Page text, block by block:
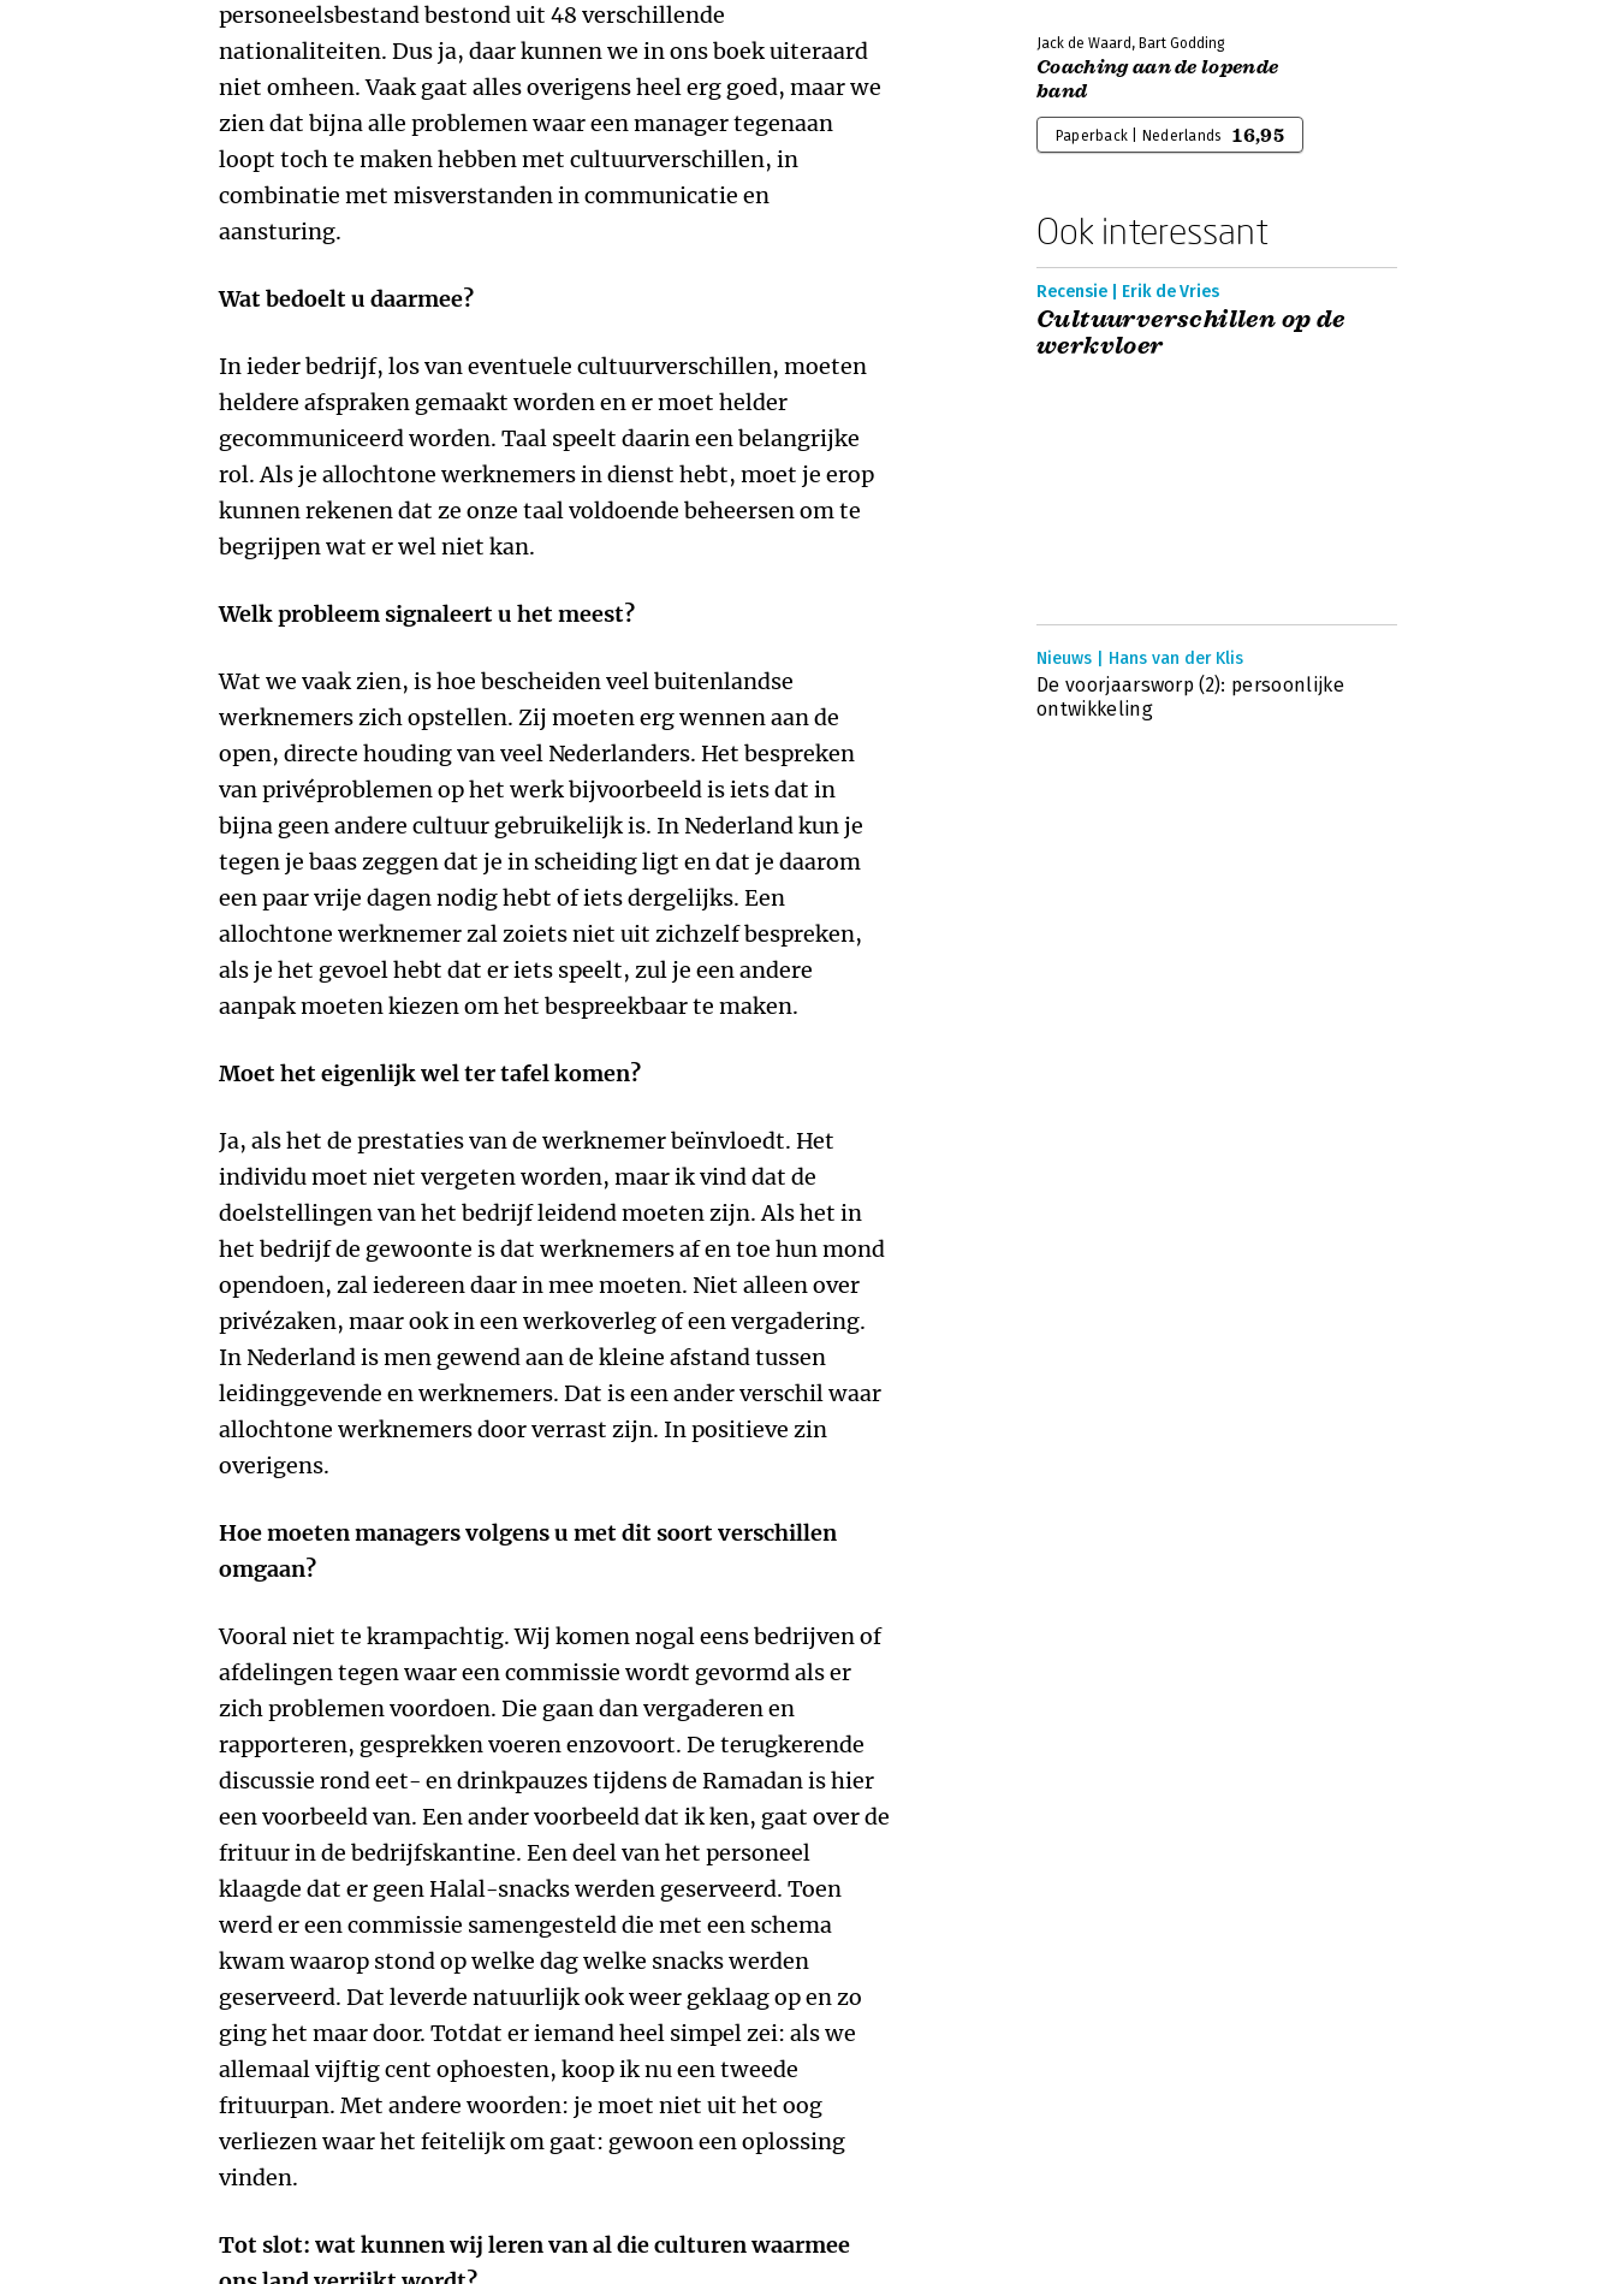
personeelsbestand bestond uit 48 verschillende
nationaliteiten. Dus ja, daar kunnen we in ons boek uiteraard
niet omheen. Vaak gaat alles overigens heel erg goed, maar we
zien dat bijna alle problemen waar een manager tegenaan
loopt toch te maken hebben met cultuurverschillen, in
combinatie met misverstanden in communicatie en
aansturing.
Wat bedoelt u daarmee?
In ieder bedrijf, los van eventuele cultuurverschillen, moeten
heldere afspraken gemaakt worden en er moet helder
gecommuniceerd worden. Taal speelt daarin een belangrijke
rol. Als je allochtone werknemers in dienst hebt, moet je erop
kunnen rekenen dat ze onze taal voldoende beheersen om te
begrijpen wat er wel niet kan.
Welk probleem signaleert u het meest?
Wat we vaak zien, is hoe bescheiden veel buitenlandse
werknemers zich opstellen. Zij moeten erg wennen aan de
open, directe houding van veel Nederlanders. Het bespreken
van privéproblemen op het werk bijvoorbeeld is iets dat in
bijna geen andere cultuur gebruikelijk is. In Nederland kun je
tegen je baas zeggen dat je in scheiding ligt en dat je daarom
een paar vrije dagen nodig hebt of iets dergelijks. Een
allochtone werknemer zal zoiets niet uit zichzelf bespreken,
als je het gevoel hebt dat er iets speelt, zul je een andere
aanpak moeten kiezen om het bespreekbaar te maken.
Moet het eigenlijk wel ter tafel komen?
Ja, als het de prestaties van de werknemer beïnvloedt. Het
individu moet niet vergeten worden, maar ik vind dat de
doelstellingen van het bedrijf leidend moeten zijn. Als het in
het bedrijf de gewoonte is dat werknemers af en toe hun mond
opendoen, zal iedereen daar in mee moeten. Niet alleen over
privézaken, maar ook in een werkoverleg of een vergadering.
In Nederland is men gewend aan de kleine afstand tussen
leidinggevende en werknemers. Dat is een ander verschil waar
allochtone werknemers door verrast zijn. In positieve zin
overigens.
Hoe moeten managers volgens u met dit soort verschillen
omgaan?
Vooral niet te krampachtig. Wij komen nogal eens bedrijven of
afdelingen tegen waar een commissie wordt gevormd als er
zich problemen voordoen. Die gaan dan vergaderen en
rapporteren, gesprekken voeren enzovoort. De terugkerende
discussie rond eet- en drinkpauzes tijdens de Ramadan is hier
een voorbeeld van. Een ander voorbeeld dat ik ken, gaat over de
frituur in de bedrijfskantine. Een deel van het personeel
klaagde dat er geen Halal-snacks werden geserveerd. Toen
werd er een commissie samengesteld die met een schema
kwam waarop stond op welke dag welke snacks werden
geserveerd. Dat leverde natuurlijk ook weer geklaag op en zo
ging het maar door. Totdat er iemand heel simpel zei: als we
allemaal vijftig cent ophoesten, koop ik nu een tweede
frituurpan. Met andere woorden: je moet niet uit het oog
verliezen waar het feitelijk om gaat: gewoon een oplossing
vinden.
Tot slot: wat kunnen wij leren van al die culturen waarmee
Jack de Waard, Bart Godding
Coaching aan de lopende
band
Paperback | Nederlands 16,95
Ook interessant
Recensie | Erik de Vries
Cultuurverschillen op de
werkvloer
Nieuws | Hans van der Klis
De voorjaarsworp (2): persoonlijke
ontwikkeling